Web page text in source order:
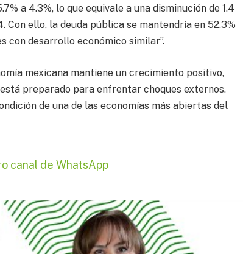
a 4.3%, lo que equivale a una disminución de 1.4
ello, la deuda pública se mantendría en 52.3%
con desarrollo económico similar”.
mexicana mantiene un crecimiento positivo,
preparado para enfrentar choques externos.
de una de las economías más abiertas del
canal de WhatsApp